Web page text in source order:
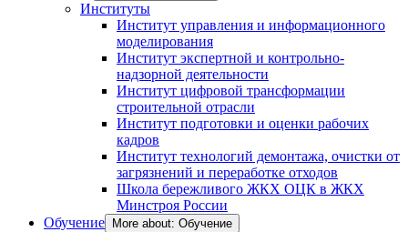
Институты
Институт управления и информационного
моделирования
Институт экспертной и контрольно-
надзорной деятельности
Институт цифровой трансформации
строительной отрасли
Институт подготовки и оценки рабочих
кадров
Институт технологий демонтажа, очистки от
загрязнений и переработке отходов
Школа бережливого ЖКХ ОЦК в ЖКХ
Минстроя России
Обучение
More about: Обучение